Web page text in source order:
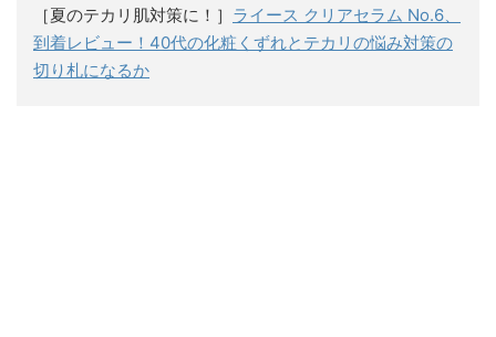
［夏のテカリ肌対策に！］ ライース クリアセラム No.6、
到着レビュー！40代の化粧くずれとテカリの悩み対策の
切り札になるか